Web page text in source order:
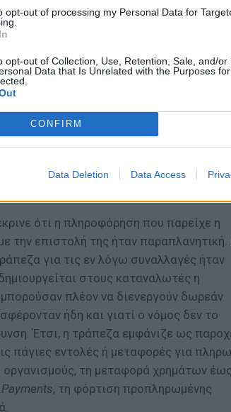
opt-out of processing my Personal Data for
opt-out of Collection, Use, Retention, Sale, and/or
Data that Is Unrelated with the Purposes
CONFIRM
Data Deletion Data Access
ηAlpha Bank, με επιστολές
στους καταναλωτές που διατηρούσαν
την ιδιότητά τους ως
ότι θα προσθέσει στους
πακέτο συναλλαγών
οι καταναλωτές να διενεργούν μία
το λόγο αυτό, οι λογαριασμοί τους θα
μήνα, ανεξάρτητα αν θα κάνουν χρήση
έθετε στους καταναλωτές μία
στην επιστολή της, ώστε να μην
ότι η πληροφόρηση που παρείχε η
την επιστολή της ήταν παραπλανητική.
για τις εν λόγω συναλλαγές ήταν
στους καταναλωτές η
πλέον να διενεργούν δωρεάν
ήδη και γιατί ο νόμος δεν το
Έτσι, η τράπεζα εμφάνιζε ως
πάγιες εντολές ή μεταφορές για
τη μεταφορά χρημάτων έως
Payments, τη φόρτιση προπληρωμένης